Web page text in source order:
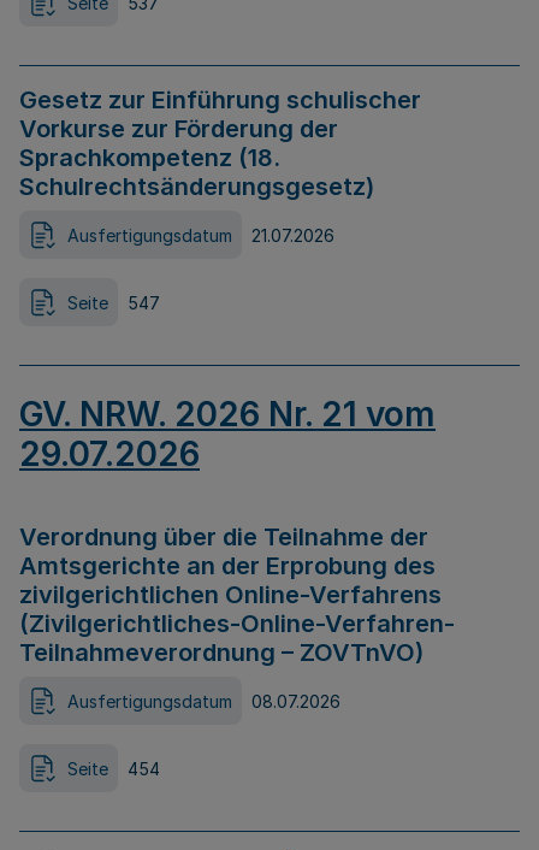
Gesetz zur Einführung schulischer
Vorkurse zur Förderung der
Sprachkompetenz (18.
Schulrechtsänderungsgesetz)
Ausfertigungsdatum 21.07.2026
Seite 547
GV. NRW. 2026 Nr. 21 vom
29.07.2026
Verordnung über die Teilnahme der
Amtsgerichte an der Erprobung des
zivilgerichtlichen Online-Verfahrens
(Zivilgerichtliches-Online-Verfahren-
Teilnahmeverordnung – ZOVTnVO)
Ausfertigungsdatum 08.07.2026
Seite 454